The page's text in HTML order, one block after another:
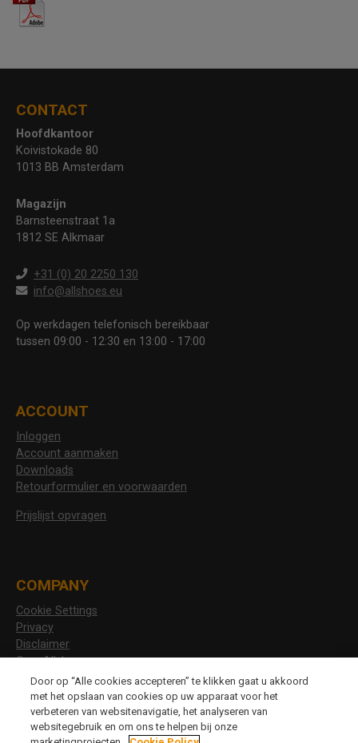
CONTACT
Hoofdkantoor
Koivistokade 80
1013 BB Amsterdam
Magazijn
Barnsteenstraat 1a
1812 SE Alkmaar
+31 (0) 20 2250 130
info@allshoes.eu
Op werkdagen telefonisch bereikbaar
tussen 09:00 - 12:30 en 13:00 - 17:00
ACCOUNT
Inloggen
Account aanmaken
Downloads
Retourformulier en voorwaarden
Prijslijst opvragen
COMPANY
Cookie Settings
Privacy
Disclaimer
Over Allshoes
Vacatures
Door op “Alle cookies accepteren” te klikken gaat u akkoord
met het opslaan van cookies op uw apparaat voor het
verbeteren van websitenavigatie, het analyseren van
websitegebruik en om ons te helpen bij onze